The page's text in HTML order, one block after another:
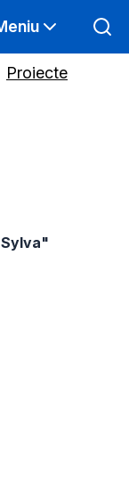
Proiecte